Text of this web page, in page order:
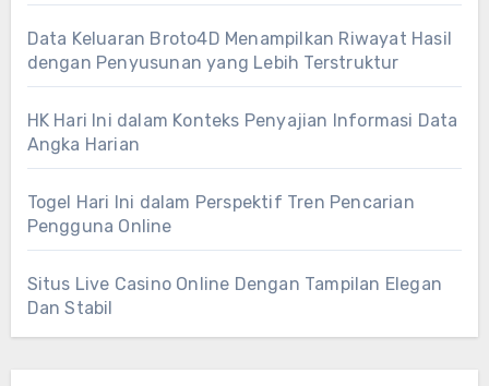
Data Keluaran Broto4D Menampilkan Riwayat Hasil
dengan Penyusunan yang Lebih Terstruktur
HK Hari Ini dalam Konteks Penyajian Informasi Data
Angka Harian
Togel Hari Ini dalam Perspektif Tren Pencarian
Pengguna Online
Situs Live Casino Online Dengan Tampilan Elegan
Dan Stabil